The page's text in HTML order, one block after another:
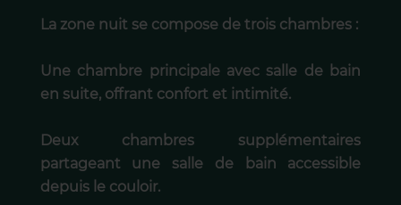
La zone nuit se compose de trois chambres :
Une chambre principale avec salle de bain
en suite, offrant confort et intimité.
Deux chambres supplémentaires
partageant une salle de bain accessible
depuis le couloir.